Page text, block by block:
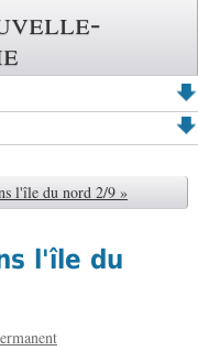
l'île du nord 2/9 »
l'île du